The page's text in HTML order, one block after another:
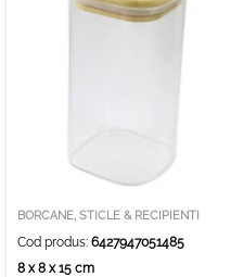
BORCANE, STICLE & RECIPIENTI
Cod produs:6427947051485
8 x 8 x 15 cm